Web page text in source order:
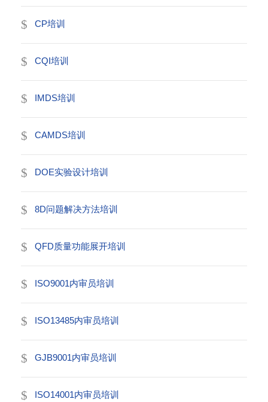
CP培训
CQI培训
IMDS培训
CAMDS培训
DOE实验设计培训
8D问题解决方法培训
QFD质量功能展开培训
ISO9001内审员培训
ISO13485内审员培训
GJB9001内审员培训
ISO14001内审员培训